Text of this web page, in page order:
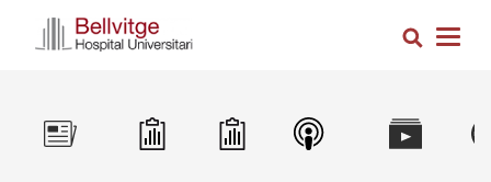
Cerca
Navegació
principal
Image Image Image Image Image